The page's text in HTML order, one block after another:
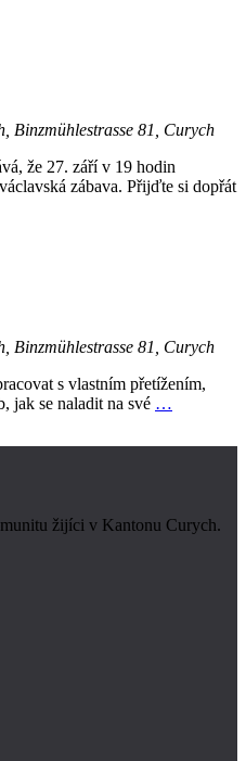
Binzmühlestrasse 81, Curych
že 27. září v 19 hodin
zábava. Přijďte si dopřát
Binzmühlestrasse 81, Curych
s vlastním přetížením,
jak se naladit na své …
žijíci v Kantonu Curych.